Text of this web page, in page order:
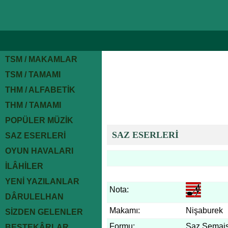
TSM / MAKAMLAR
TSM / TAMAMI
THM / ALFABETİK
THM / TAMAMI
POPÜLER MÜZİK
SAZ ESERLERİ
OYUN HAVALARI
İLÂHİLER
YENİ YAZILANLAR
DÂRULELHAN
SİZDEN GELENLER
SAZ ESERLERİ
Nota:
Makamı:
Nişaburek
Formu:
Saz